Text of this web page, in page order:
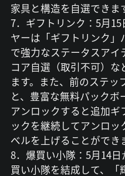
家具と構造を自選できま
7．ギフトリンク：5月15
ヤーは「ギフトリンク」
で強力なステータスアイ
コア自選（取引不可）な
ます。また、前のステッ
と、豊富な無料パックボ
アンロックすると追加ギ
ックを継続してアンロッ
ベルを上げることができ
8．爆買い小隊：5月14
買い小隊を結成して、「